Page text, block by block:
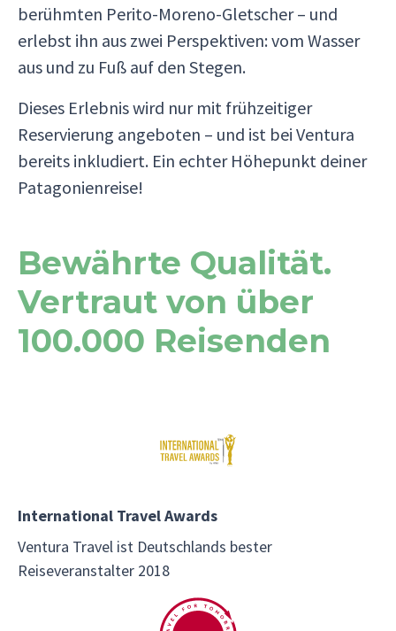
berühmten Perito-Moreno-Gletscher – und
erlebst ihn aus zwei Perspektiven: vom Wasser
aus und zu Fuß auf den Stegen.
Dieses Erlebnis wird nur mit frühzeitiger
Reservierung angeboten – und ist bei Ventura
bereits inkludiert. Ein echter Höhepunkt deiner
Patagonienreise!
Bewährte Qualität.
Vertraut von über
100.000 Reisenden
International Travel Awards
Ventura Travel ist Deutschlands bester
Reiseveranstalter 2018